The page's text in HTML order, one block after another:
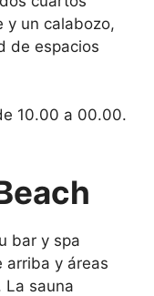
y un calabozo,
de espacios
10.00 a 00.00.
bar y spa
arriba y áreas
La sauna